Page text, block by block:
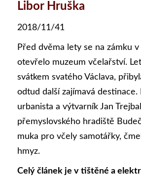
Libor Hruška
2018/11/41
Před dvěma lety se na zámku
otevřelo muzeum včelařství.
svátkem svatého Václava,
odtud další zajímavá destinace.
urbanista a výtvarník Jan
přemyslovského hradiště
muka pro včely samotářky,
hmyz.
Celý článek je v tištěné a